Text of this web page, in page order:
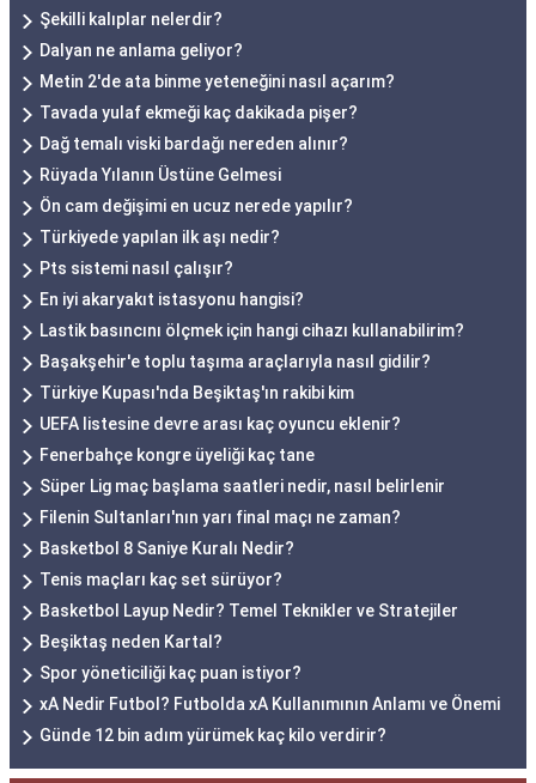
Şekilli kalıplar nelerdir?
Dalyan ne anlama geliyor?
Metin 2'de ata binme yeteneğini nasıl açarım?
Tavada yulaf ekmeği kaç dakikada pişer?
Dağ temalı viski bardağı nereden alınır?
Rüyada Yılanın Üstüne Gelmesi
Ön cam değişimi en ucuz nerede yapılır?
Türkiyede yapılan ilk aşı nedir?
Pts sistemi nasıl çalışır?
En iyi akaryakıt istasyonu hangisi?
Lastik basıncını ölçmek için hangi cihazı kullanabilirim?
Başakşehir'e toplu taşıma araçlarıyla nasıl gidilir?
Türkiye Kupası'nda Beşiktaş'ın rakibi kim
UEFA listesine devre arası kaç oyuncu eklenir?
Fenerbahçe kongre üyeliği kaç tane
Süper Lig maç başlama saatleri nedir, nasıl belirlenir
Filenin Sultanları'nın yarı final maçı ne zaman?
Basketbol 8 Saniye Kuralı Nedir?
Tenis maçları kaç set sürüyor?
Basketbol Layup Nedir? Temel Teknikler ve Stratejiler
Beşiktaş neden Kartal?
Spor yöneticiliği kaç puan istiyor?
xA Nedir Futbol? Futbolda xA Kullanımının Anlamı ve Önemi
Günde 12 bin adım yürümek kaç kilo verdirir?